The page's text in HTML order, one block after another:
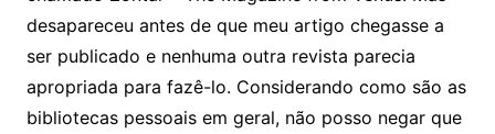
desapareceu antes de que meu artigo chegasse a
ser publicado e nenhuma outra revista parecia
apropriada para fazê-lo. Considerando como são as
bibliotecas pessoais em geral, não posso negar que